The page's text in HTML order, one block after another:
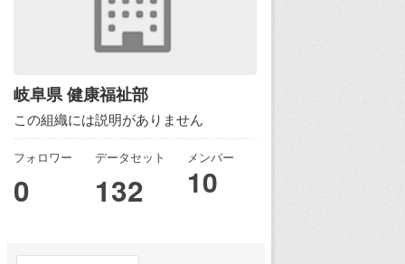
岐阜県 健康福祉部
この組織には説明がありません
フォロワー
0
データセット
132
メンバー
10